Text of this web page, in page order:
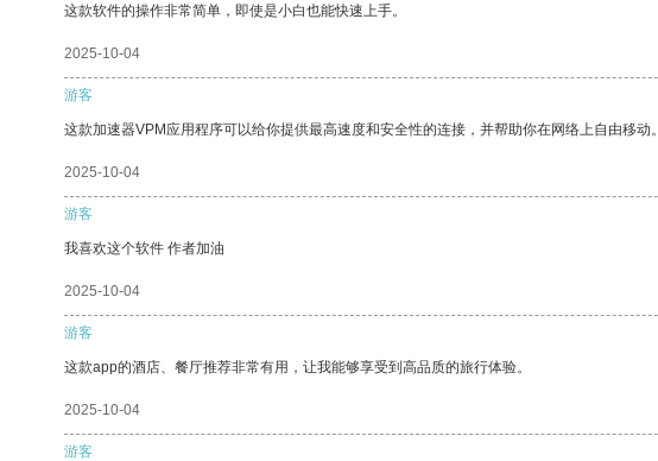
这款软件的操作非常简单，即使是小白也能快速上手。
2025-10-04
游客
这款加速器VPM应用程序可以给你提供最高速度和安全性的连接，并帮助你在网络上自由移动。
2025-10-04
游客
我喜欢这个软件 作者加油
2025-10-04
游客
这款app的酒店、餐厅推荐非常有用，让我能够享受到高品质的旅行体验。
2025-10-04
游客